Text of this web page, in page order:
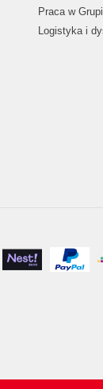
Praca w
Logistyka i